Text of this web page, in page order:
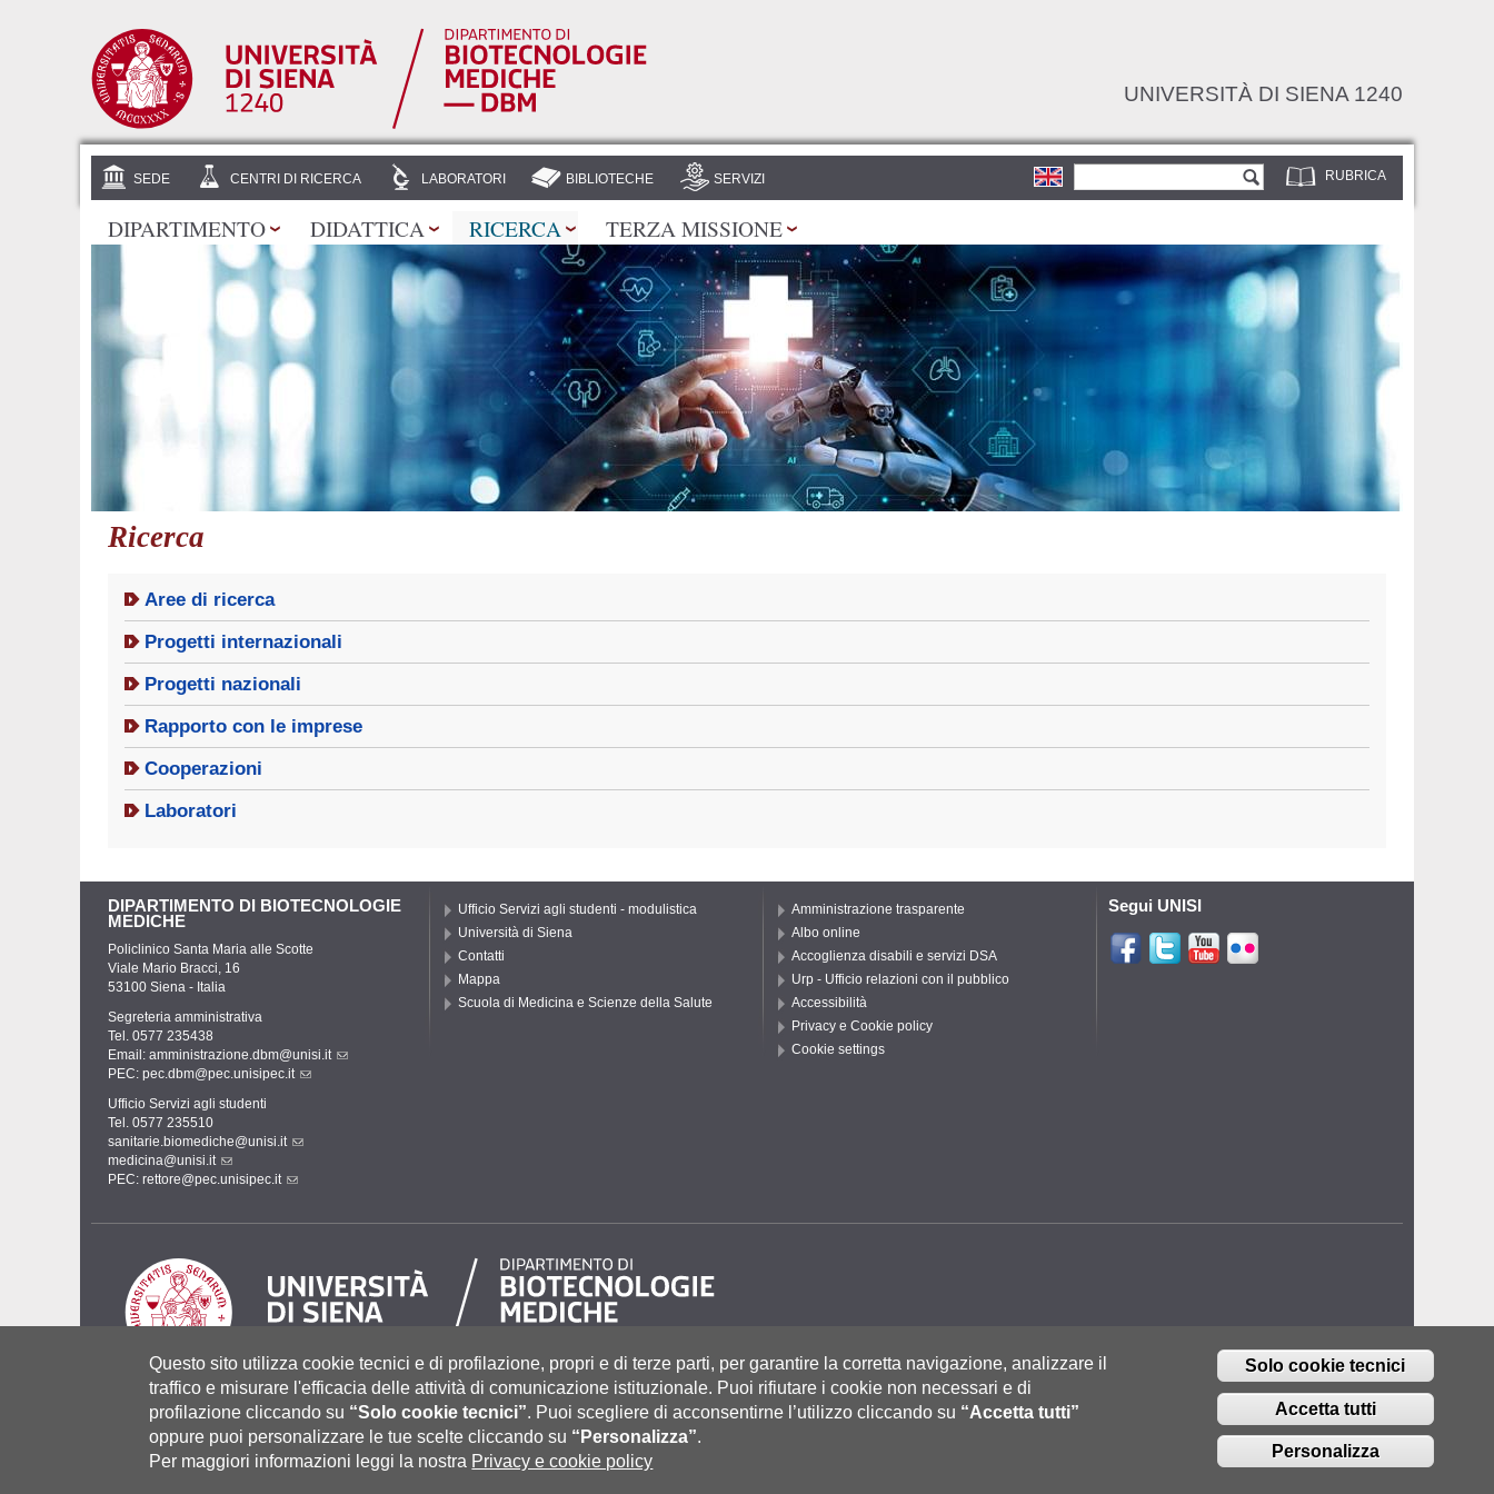
UNIVERSITÀ DI SIENA 1240
RUBRICA
Form di ricerca
SEDE CENTRI DI RICERCA LABORATORI BIBLIOTECHE SERVIZI
DIPARTIMENTO DIDATTICA RICERCA TERZA MISSIONE
Ricerca
Aree di ricerca
Progetti internazionali
Progetti nazionali
Rapporto con le imprese
Cooperazioni
Laboratori
DIPARTIMENTO DI BIOTECNOLOGIE
MEDICHE
Policlinico Santa Maria alle Scotte
Viale Mario Bracci, 16
53100 Siena - Italia
Segreteria amministrativa
Tel. 0577 235438
Email: amministrazione.dbm@unisi.it
PEC: pec.dbm@pec.unisipec.it
Ufficio Servizi agli studenti
Tel. 0577 235510
sanitarie.biomediche@unisi.it
medicina@unisi.it
PEC: rettore@pec.unisipec.it
Ufficio Servizi agli studenti - modulistica
Università di Siena
Contatti
Mappa
Scuola di Medicina e Scienze della Salute
Amministrazione trasparente
Albo online
Accoglienza disabili e servizi DSA
Urp - Ufficio relazioni con il pubblico
Accessibilità
Privacy e Cookie policy
Cookie settings
Segui UNISI
Università degli Studi di Siena- Rettorato, via Banchi di Sotto 55, 53100 Siena ITALIA
P.IVA 00273530527 | C.F. 80002070524 |Coordinate bancarie|Caselle Pec: Posta Elettronica Certificata
Contatti:
urp@unisi.it - URP - Ufficio Relazioni con il Pubblico Tel. 0577 235555 (dal lunedì al venerdì dalle 9.30 alle 10.30)
Questo sito utilizza cookie tecnici e di profilazione, propri e di terze parti, per garantire la corretta navigazione, analizzare il
traffico e misurare l'efficacia delle attività di comunicazione istituzionale. Puoi rifiutare i cookie non necessari e di
profilazione cliccando su “Solo cookie tecnici”. Puoi scegliere di acconsentirne l’utilizzo cliccando su “Accetta tutti”
oppure puoi personalizzare le tue scelte cliccando su “Personalizza”.
Per maggiori informazioni leggi la nostra Privacy e cookie policy
Solo cookie tecnici
Accetta tutti
Personalizza